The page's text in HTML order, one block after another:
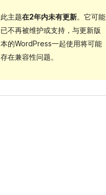
此主题在2年内未有更新。它可能
已不再被维护或支持，与更新版
本的WordPress一起使用将可能
存在兼容性问题。